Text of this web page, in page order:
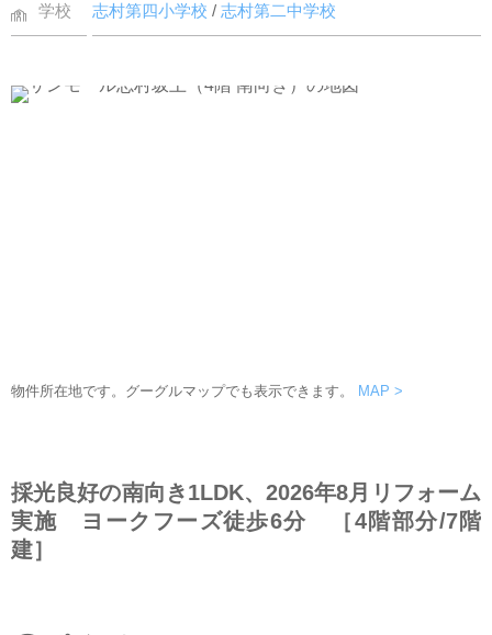
学校 志村第四小学校/志村第二中学校
物件所在地です。グーグルマップでも表示できます。 MAP >
採光良好の南向き1LDK、2026年8月リフォーム
実施 ヨークフーズ徒歩6分 ［4階部分/7階
建］